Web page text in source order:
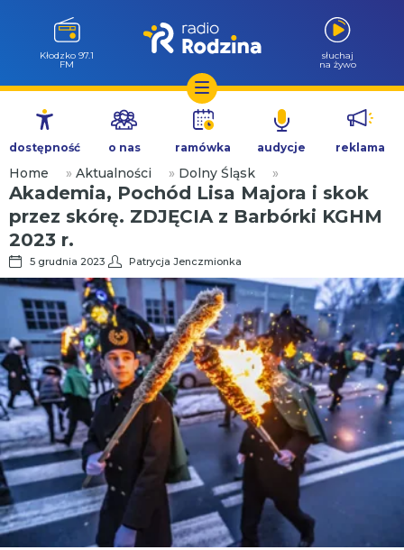
Przejdź
treści
Wołów 99.6
FM
słuchaj
na żywo
dostępność o nas ramówka audycje reklama
Home » Aktualności » Dolny Śląsk »
Akademia, Pochód Lisa Majora i skok
przez skórę. ZDJĘCIA z Barbórki KGHM
2023 r.
5 grudnia 2023 Patrycja Jenczmionka